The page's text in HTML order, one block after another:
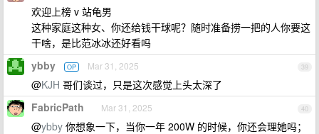
欢迎上榜 v 站龟男
这种家庭这种女、你还给钱干球呢？随时准备捞一把的人你要这
干啥，是比范冰冰还好看吗
39
ybby OP Mar 31, 2025
@KJH 哥们谈过，只是这次感觉上头太深了
40
FabricPath Mar 31, 2025
@ybby 你想象一下，当你一年 200W 的时候，你还会理她吗；